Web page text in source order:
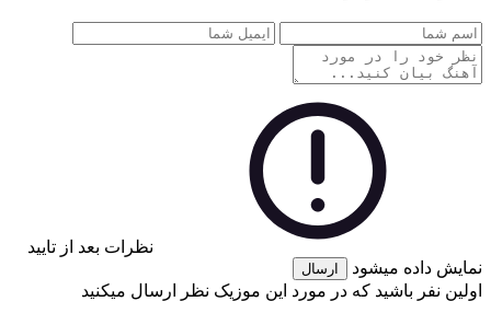
نظرات بعد از تایید
نمایش داده میشود
ارسال
اولین نفر باشید که در مورد این موزیک نظر ارسال میکنید